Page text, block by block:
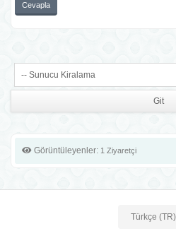
Cevapla
Görüntüleyenler: 1 Ziyaretçi